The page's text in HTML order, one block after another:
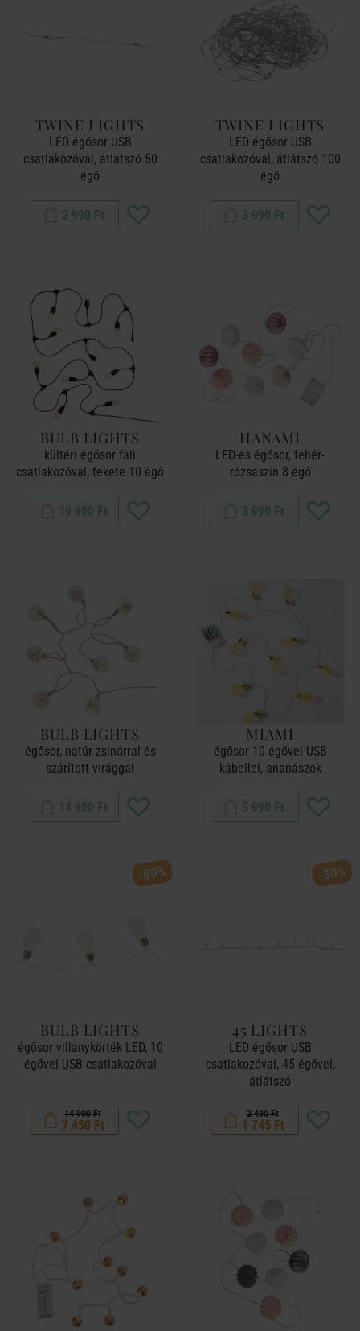
TWINE LIGHTS
LED égősor USB
csatlakozóval, átlátszó 50
égő
2 990 Ft
TWINE LIGHTS
LED égősor USB
csatlakozóval, átlátszó 100
égő
3 990 Ft
BULB LIGHTS
kültéri égősor fali
csatlakozóval, fekete 10 égő
19 900 Ft
HANAMI
LED-es égősor, fehér-
rózsaszín 8 égő
3 990 Ft
BULB LIGHTS
égősor, natúr zsinórral és
szárított virággal
14 900 Ft
MIAMI
égősor 10 égővel USB
kábellel, ananászok
5 990 Ft
-50%
BULB LIGHTS
égősor villanykörték LED, 10
égővel USB csatlakozóval
14 900 Ft
7 450 Ft
-30%
45 LIGHTS
LED égősor USB
csatlakozóval, 45 égővel,
átlátszó
2 490 Ft
1 745 Ft